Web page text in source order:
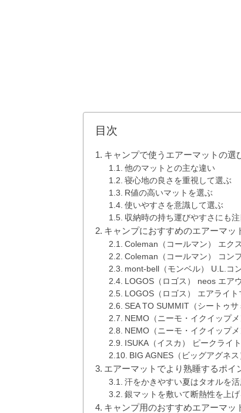
目次
キャンプで使うエアーマットの選
他のマットとの主な違い
寝心地の良さを重視して選ぶ
R値の高いマットを選ぶ
使いやすさを意識して選ぶ
収納時の持ち運びやすさにも
キャンプにおすすめのエアーマッ
Coleman（コールマン） エク
Coleman（コールマン） コン
mont-bell（モンベル） U.L.コ
LOGOS（ロゴス） neos エア
LOGOS（ロゴス） エアライト
SEA TO SUMMIT（シートゥ
NEMO（ニーモ・イクイップ
NEMO（ニーモ・イクイップ
ISUKA（イスカ） ピークライ
BIG AGNES（ビッグアグネ
エアーマットでより熟睡するポイ
汗をかきやすい夏はタオルを活
銀マットを敷いて断熱性を上げ
キャンプ用のおすすめエアーマッ